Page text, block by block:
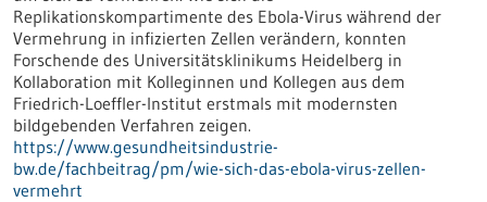
Replikationskompartimente des Ebola-Virus während der
Vermehrung in infizierten Zellen verändern, konnten
Forschende des Universitätsklinikums Heidelberg in
Kollaboration mit Kolleginnen und Kollegen aus dem
Friedrich-Loeffler-Institut erstmals mit modernsten
bildgebenden Verfahren zeigen.
https://www.gesundheitsindustrie-
bw.de/fachbeitrag/pm/wie-sich-das-ebola-virus-zellen-
vermehrt